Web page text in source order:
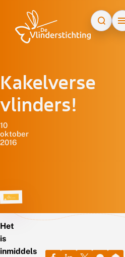
Kakelverse
vlinders!
10
oktober
2016
Het
is
inmiddels